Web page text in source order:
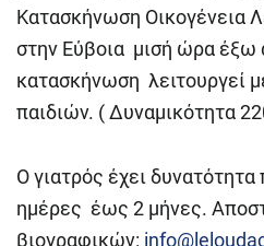
Κατασκήνωση Οικογένεια
στην Εύβοια μισή ώρα έξω
κατασκήνωση λειτουργεί
παιδιών. ( Δυναμικότητα
Ο γιατρός έχει
ημέρες έως 2 μήνες.
βιογραφικών: